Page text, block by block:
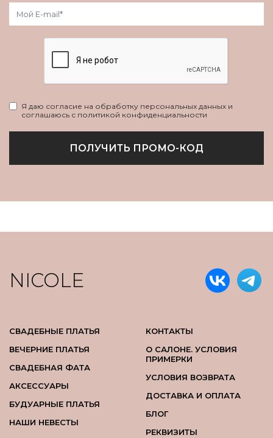
Я даю согласие на обработку персональных данных и
соглашаюсь с политикой конфиденциальности
ПОЛУЧИТЬ ПРОМО-КОД
NICOLE
СВАДЕБНЫЕ ПЛАТЬЯ
ВЕЧЕРНИЕ ПЛАТЬЯ
СВАДЕБНАЯ ФАТА
АКСЕССУАРЫ
БУДУАРНЫЕ ПЛАТЬЯ
НАШИ НЕВЕСТЫ
КОНТАКТЫ
О САЛОНЕ. УСЛОВИЯ
ПРИМЕРКИ
УСЛОВИЯ ВОЗВРАТА
ДОСТАВКА И ОПЛАТА
БЛОГ
РЕКВИЗИТЫ